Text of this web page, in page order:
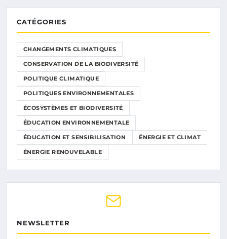
CATÉGORIES
CHANGEMENTS CLIMATIQUES
CONSERVATION DE LA BIODIVERSITÉ
POLITIQUE CLIMATIQUE
POLITIQUES ENVIRONNEMENTALES
ÉCOSYSTÈMES ET BIODIVERSITÉ
ÉDUCATION ENVIRONNEMENTALE
ÉDUCATION ET SENSIBILISATION ÉNERGIE ET CLIMAT
ÉNERGIE RENOUVELABLE
NEWSLETTER